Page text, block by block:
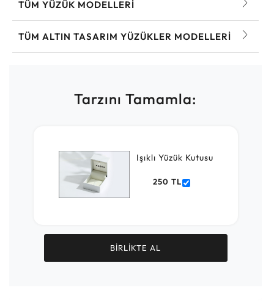
TÜM YÜZÜK MODELLERI
TÜM ALTIN TASARIM YÜZÜKLER MODELLERI
Tarzını Tamamla:
Işıklı Yüzük Kutusu
250 TL
BİRLİKTE AL